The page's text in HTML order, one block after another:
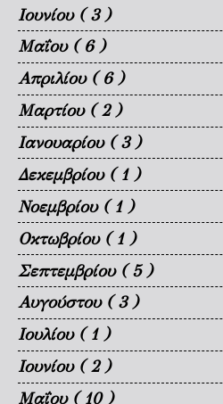
Ιουνίου ( 3 )
Μαΐου ( 6 )
Απριλίου ( 6 )
Μαρτίου ( 2 )
Ιανουαρίου ( 3 )
Δεκεμβρίου ( 1 )
Νοεμβρίου ( 1 )
Οκτωβρίου ( 1 )
Σεπτεμβρίου ( 5 )
Αυγούστου ( 3 )
Ιουλίου ( 1 )
Ιουνίου ( 2 )
Μαΐου ( 10 )